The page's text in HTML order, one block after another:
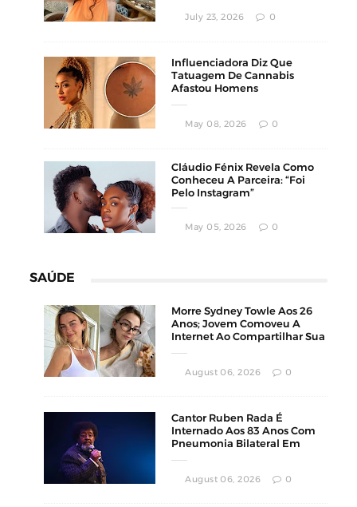
July 23, 2026 0
Influenciadora Diz Que
Tatuagem De Cannabis
Afastou Homens
May 08, 2026 0
Cláudio Fénix Revela Como
Conheceu A Parceira: “Foi
Pelo Instagram”
May 05, 2026 0
SAÚDE
Morre Sydney Towle Aos 26
Anos; Jovem Comoveu A
Internet Ao Compartilhar Sua
August 06, 2026 0
Cantor Ruben Rada É
Internado Aos 83 Anos Com
Pneumonia Bilateral Em
August 06, 2026 0